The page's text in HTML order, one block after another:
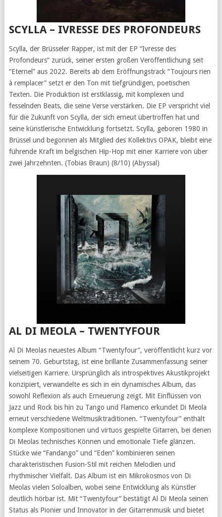
SCYLLA – IVRESSE DES PROFONDEURS
Scylla, der Brüsseler Rapper, ist mit der EP “Ivresse des
Profondeurs” zurück, seiner ersten großen Veröffentlichung seit
“Eternel” aus 2022. Bereits ab dem Eröffnungstrack “Toujours rien
à remplacer” setzt er den Ton mit tiefgründigen, poetischen
Texten. Die Produktion ist erstklassig, mit komplexen und
fesselnden Beats, die seine Verse verstärken. Die EP verspricht viel
für die Zukunft von Scylla, der sich erneut übertroffen hat und
seine künstlerische Entwicklung fortsetzt. Scylla, geboren 1980 in
Brüssel und begonnen als Mitglied des Kollektivs OPAK, bleibt eine
führende Kraft im belgischen Hip-Hop mit einer Karriere von über
zwei Jahrzehnten. (Tobias Braun) (8/10) (Abyssal)
AL DI MEOLA – TWENTYFOUR
Al Di Meolas neuestes Album “Twentyfour”, veröffentlicht kurz vor
seinem 70. Geburtstag, ist eine brillante Zusammenfassung seiner
vielseitigen Karriere. Ursprünglich als introspektives Akustikprojekt
konzipiert, verwandelte es sich in ein dynamisches Album, das
sowohl Reflexion als auch Erneuerung zeigt. Mit Einflüssen von
Jazz und Rock bis hin zu Tango und Flamenco erkundet Di Meola
erneut verschiedene Weltmusiktraditionen. “Twentyfour” enthält
komplexe Kompositionen und virtuos gespielte Gitarren, bei denen
Di Meolas technisches Können und emotionale Tiefe glänzen.
Stücke wie “Fandango” und “Eden” kombinieren seinen
charakteristischen Fusion-Stil mit reichen Melodien und
rhythmischer Vielfalt. Das Album ist ein Mikrokosmos von Di
Meolas vielen Soloalben, wobei seine Entwicklung als Künstler
deutlich hörbar ist. Mit “Twentyfour” bestätigt Al Di Meola seinen
Status als Pionier und Innovator in der Gitarrenmusik und bietet